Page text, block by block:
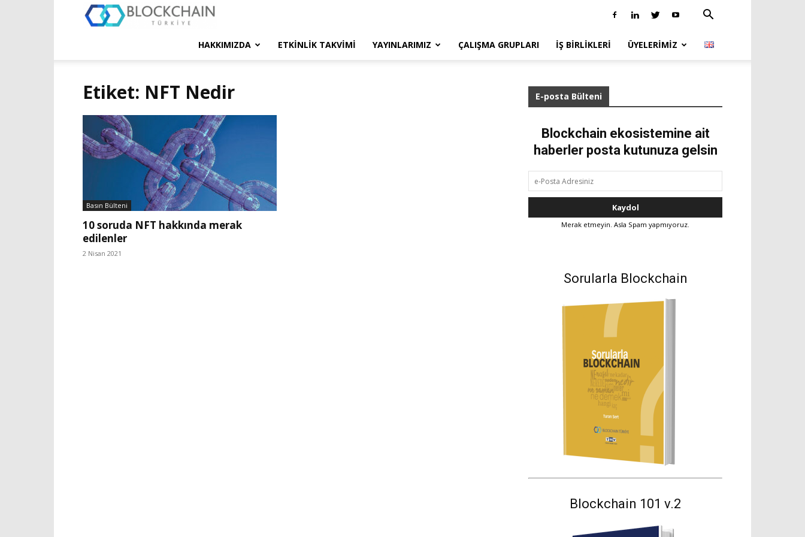
Türkiye
HAKKIMIZDA ETKINLIK TAKVIMI YAYINLARIMIZ ÇALIŞMA GRUPLARI İŞ BIRLIKLERI ÜYELERIMIZ
Etiket: NFT Nedir
Basın Bülteni
10 soruda NFT hakkında merak
edilenler
2 Nisan 2021
E-posta Bülteni
Blockchain ekosistemine ait
haberler posta kutunuza gelsin
Merak etmeyin. Asla Spam yapmıyoruz.
Sorularla Blockchain
Blockchain 101 v.2